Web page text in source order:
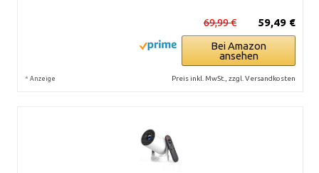
59,49 €
69,99 €
Bei Amazon
ansehen
* Anzeige Preis inkl. MwSt., zzgl. Versandkosten